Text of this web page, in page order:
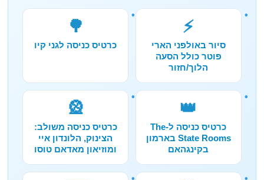
⚡
סיור באולפני הארי
פוטר כולל הסעה
הלוך/חזור
🌳
כרטיס כניסה לגני קיו
👑
כרטיס כניסה ל-The
State Rooms בארמון
בקינגהאם
🎡
כרטיס כניסה משולב:
הצינוק, הלונדון איי
ומוזיאון מאדאם טוסו